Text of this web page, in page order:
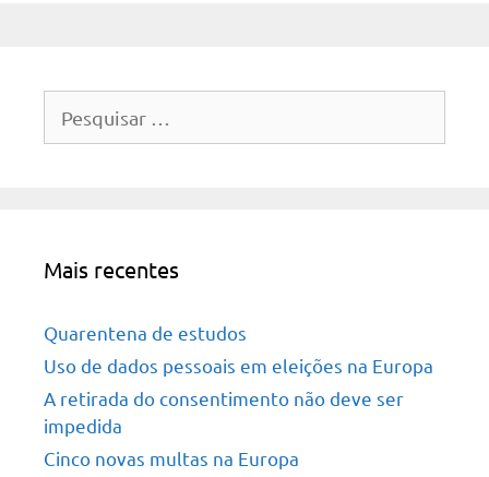
por:
Mais recentes
Quarentena de estudos
Uso de dados pessoais em eleições na Europa
A retirada do consentimento não deve ser
impedida
Cinco novas multas na Europa